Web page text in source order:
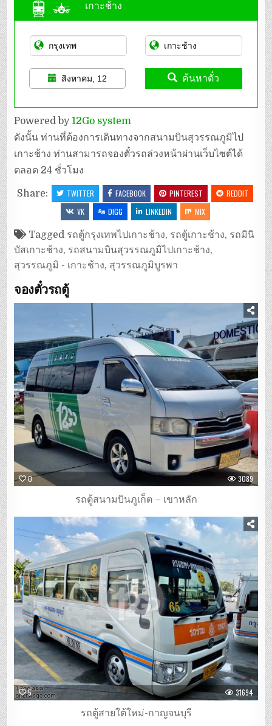
เกาะช้าง
สิงหาคม, 12 ค้นหาตั๋ว
Powered by 12Go system
ดังนั้น ท่านที่ต้องการเดินทางจากสนามบินสุวรรณภูมิไป
เกาะช้าง ท่านสามารถจองตั๋วรถล่วงหน้าผ่านเว็บไซต์ได้
ตลอด 24 ชั่วโมง
Share: TWITTER FACEBOOK PINTEREST
REDDIT
VK
DIGG LINKEDIN MIX
Tagged รถตู้กรุงเทพไปเกาะช้าง, รถตู้เกาะช้าง, รถมินิ
บัสเกาะช้าง, รถสนามบินสุวรรณภูมิไปเกาะช้าง,
สุวรรณภูมิ - เกาะช้าง, สุวรรณภูมิบูรพา
จองตั๋วรถตู้
0 3089
รถตู้สนามบินภูเก็ต – เขาหลัก
5 31694
รถตู้สายใต้ใหม่-กาญจนบุรี